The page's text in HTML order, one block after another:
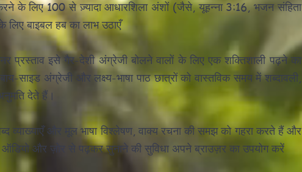
के लिए 100 से ज़्यादा आधारशिला अंशों (जैसे, यूहन्ना 3:16, भजन संहिता
लिए बाइबल हब का लाभ उठाएँ
प्रस्ताव इसे गैर-देशी अंग्रेजी बोलने वालों के लिए एक शक्तिशाली पढ़ने का
साइड अंग्रेजी और लक्ष्य-भाषा पाठ छात्रों को वास्तविक समय में शब्दावली,
देते हैं।
व्याख्याएँ और मूल भाषा विश्लेषण, वाक्य रचना की समझ को गहरा करते हैं और
ऑडियो और ज़ोर से पढ़कर सुनाने की सुविधा अपने ब्राउज़र का उपयोग करें